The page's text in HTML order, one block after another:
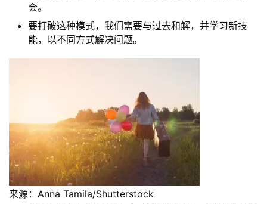
会。
要打破这种模式，我们需要与过去和解，并学习新技
能，以不同方式解决问题。
来源：Anna Tamila/Shutterstock